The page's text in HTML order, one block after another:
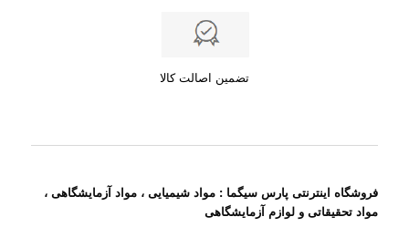
تضمین اصالت کالا
فروشگاه اینترنتی پارس سیگما : مواد شیمیایی ، مواد آزمایشگاهی ،
مواد تحقیقاتی و لوازم آزمایشگاهی